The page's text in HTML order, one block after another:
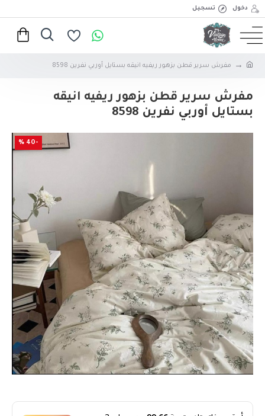
دخول تسجيل
مفرش سرير قطن بزهور ريفيه انيقه بستايل أوربي نفرين 8598
مفرش سرير قطن بزهور ريفيه انيقه
بستايل أوربي نفرين 8598
-40 %